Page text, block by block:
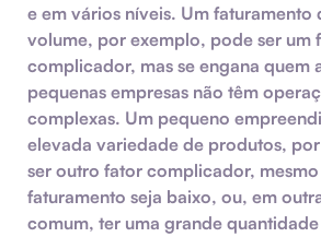
e em vários níveis. Um faturamento
volume, por exemplo, pode ser um
complicador, mas se engana quem
pequenas empresas não têm
complexas. Um pequeno
elevada variedade de produtos,
ser outro fator complicador,
faturamento seja baixo, ou, em
comum, ter uma grande